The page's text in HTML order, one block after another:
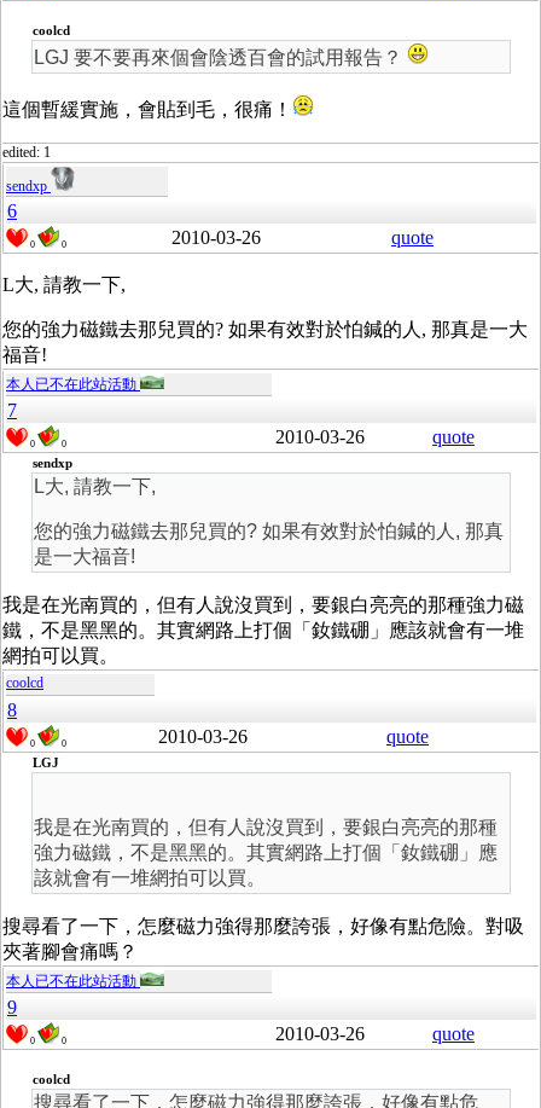
coolcd
LGJ 要不要再來個會陰透百會的試用報告？
這個暫緩實施，會貼到毛，很痛！
edited: 1
sendxp
6
0 0 2010-03-26 quote
L大, 請教一下,
您的強力磁鐵去那兒買的? 如果有效對於怕鍼的人, 那真是一大
福音!
本人已不在此站活動
7
0 0 2010-03-26 quote
sendxp
L大, 請教一下,
您的強力磁鐵去那兒買的? 如果有效對於怕鍼的人, 那真
是一大福音!
我是在光南買的，但有人說沒買到，要銀白亮亮的那種強力磁
鐵，不是黑黑的。其實網路上打個「釹鐵硼」應該就會有一堆
網拍可以買。
coolcd
8
0 0 2010-03-26 quote
LGJ
我是在光南買的，但有人說沒買到，要銀白亮亮的那種
強力磁鐵，不是黑黑的。其實網路上打個「釹鐵硼」應
該就會有一堆網拍可以買。
搜尋看了一下，怎麼磁力強得那麼誇張，好像有點危險。對吸
夾著腳會痛嗎？
本人已不在此站活動
9
0 0 2010-03-26 quote
coolcd
搜尋看了一下，怎麼磁力強得那麼誇張，好像有點危